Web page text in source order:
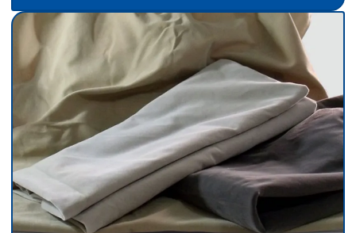
Indústria de papel de seda
Pacote de papel de seda
Papel aveludado
Papel camurça
Papel camurça atacado
Papel camurça colorido
Papel camurça onde comprar